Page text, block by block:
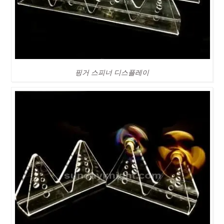
핑거 스피너 디스플레이